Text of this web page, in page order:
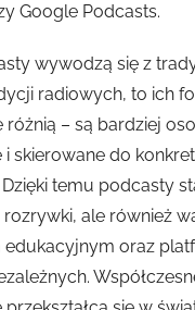
Google Podcasts.
wywodzą się z
radiowych, to ich
różnią – są bardziej
i skierowane do
temu podcasty
ale również
edukacyjnym oraz